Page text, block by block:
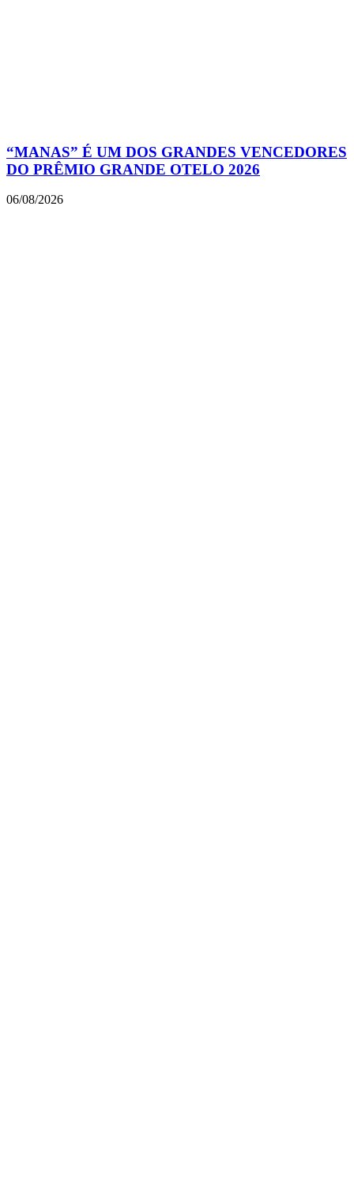
“MANAS” É UM DOS GRANDES VENCEDORES
DO PRÊMIO GRANDE OTELO 2026
06/08/2026